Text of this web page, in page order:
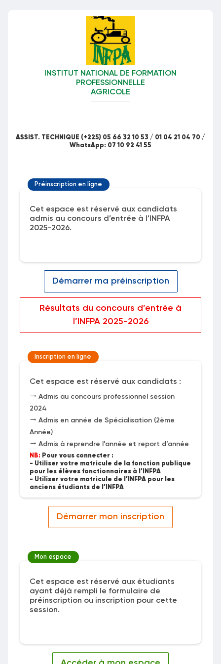
INSTITUT NATIONAL DE FORMATION
PROFESSIONNELLE
AGRICOLE
ASSIST. TECHNIQUE (+225) 05 66 32 10 53 / 01 04 21 04 70 /
WhatsApp: 07 10 92 41 55
Préinscription en ligne
Cet espace est réservé aux candidats
admis au concours d’entrée à l’INFPA
2025-2026.
Démarrer ma préinscription
Résultats du concours d’entrée à
l’INFPA 2025-2026
Inscription en ligne
Cet espace est réservé aux candidats :
Admis au concours professionnel session
2024
Admis en année de Spécialisation (2ème
Année)
Admis à reprendre l’année et report d’année
NB: Pour vous connecter :
- Utiliser votre matricule de la fonction publique
pour les élèves fonctionnaires à l’INFPA
- Utiliser votre matricule de l’INFPA pour les
anciens étudiants de l’INFPA
Démarrer mon inscription
Mon espace
Cet espace est réservé aux étudiants
ayant déjà rempli le formulaire de
préinscription ou inscription pour cette
session.